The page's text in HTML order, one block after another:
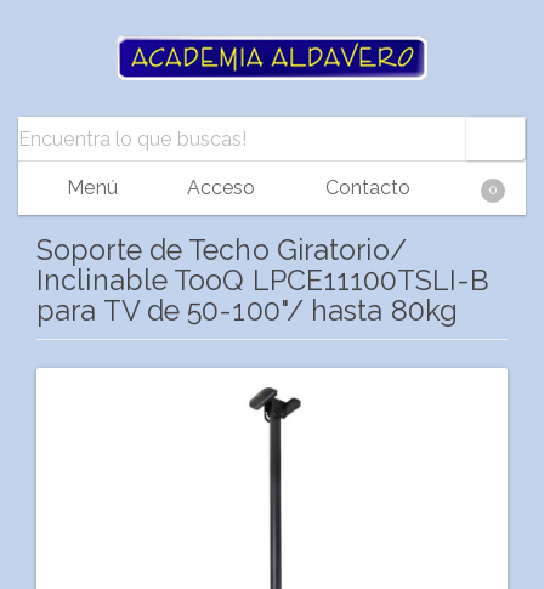
Menú Acceso Contacto 0
Soporte de Techo Giratorio/
Inclinable TooQ LPCE11100TSLI-B
para TV de 50-100"/ hasta 80kg